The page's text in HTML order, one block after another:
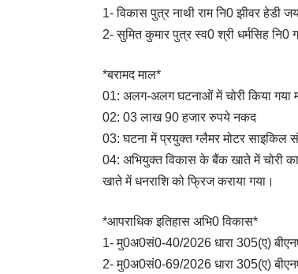
1- विकास पुत्र नाथी राम नि0 झीवर हेडी
2- सुमित कुमार पुत्र स्व0 श्री धर्मसिह नि0
*बरामद माल*
01: अलग-अलग घटनाओं में चोरी किया
02: 03 लाख 90 हजार रुपये नकद
03: घटना में प्रयुक्त ग्लैमर मोटर
04: अभियुक्त विकास के बैंक खाते में चोरी
खाते में धनराशि को फ्रिज कराया गया।
*आपराधिक इतिहास अभि0 विकास*
1- मु0अ0सं0-40/2026 धारा 305(ए)
2- मु0अ0सं0-69/2026 धारा 305(ए)